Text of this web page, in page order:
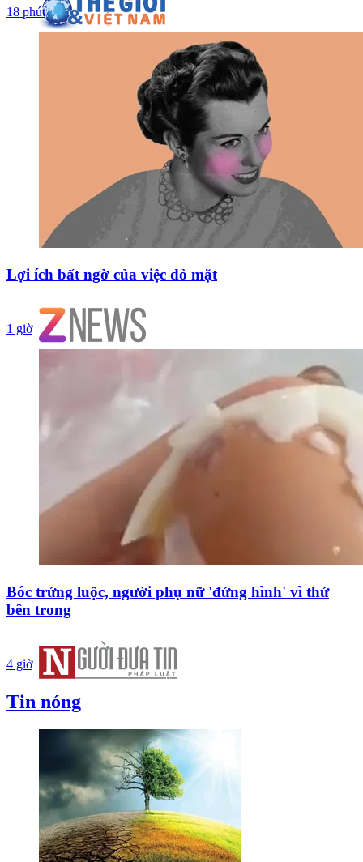
18 phút
Lợi ích bất ngờ của việc đỏ mặt
1 giờ
Bóc trứng luộc, người phụ nữ 'đứng hình' vì thứ
bên trong
4 giờ
Tin nóng